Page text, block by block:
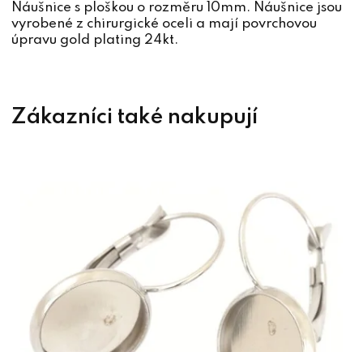
Náušnice s ploškou o rozměru 10mm. Náušnice jsou
vyrobené z chirurgické oceli a mají povrchovou
úpravu gold plating 24kt.